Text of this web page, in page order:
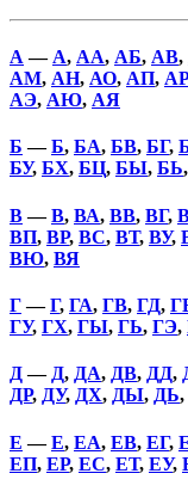
А — А, АА, АБ, АВ,
АМ, АН, АО, АП, АР
АЭ, АЮ, АЯ
Б —Б, БА, БВ, БГ,
БУ, БХ, БЦ, БЫ, БЬ,
В—В, ВА, ВВ, ВГ,
ВП, ВР, ВС, ВТ, ВУ,
ВЮ, ВЯ
Г—Г, ГА, ГВ, ГД,
ГУ, ГХ, ГЫ, ГЬ, ГЭ,
Д— Д, ДА, ДВ, ДД,
ДР, ДУ, ДХ, ДЫ, ДЬ,
Е —Е, ЕА, ЕВ, ЕГ,
ЕП, ЕР, ЕС, ЕТ, ЕУ,